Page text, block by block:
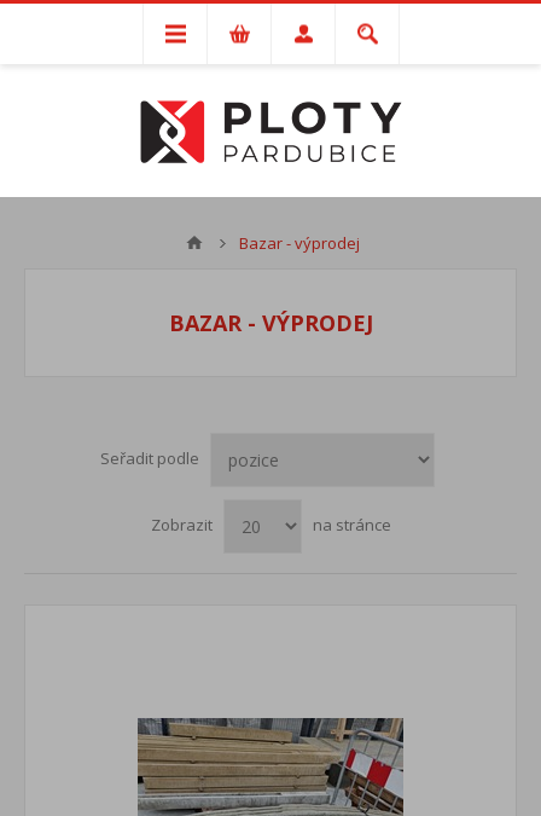
Bazar - výprodej
BAZAR - VÝPRODEJ
Seřadit podle
Zobrazit na stránce